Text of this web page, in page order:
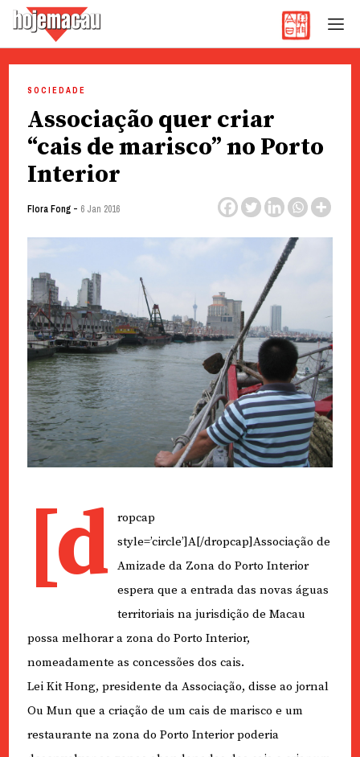
content
SOCIEDADE
Associação quer criar
“cais de marisco” no Porto
Interior
Flora Fong- 6 Jan 2016
[d
ropcap
style=’circle’]A[/dropcap]Associação de
Amizade da Zona do Porto Interior
espera que a entrada das novas águas
territoriais na jurisdição de Macau
possa melhorar a zona do Porto Interior,
nomeadamente as concessões dos cais.
Lei Kit Hong, presidente da Associação, disse ao jornal
Ou Mun que a criação de um cais de marisco e um
restaurante na zona do Porto Interior poderia